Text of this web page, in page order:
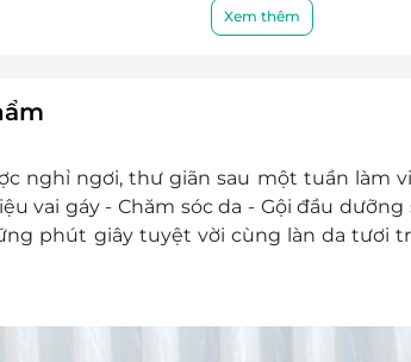
Xem thêm
nghỉ ngơi, thư giãn sau một tuần làm
vai gáy - Chăm sóc da - Gội đầu
phút giây tuyệt vời cùng làn da tươi